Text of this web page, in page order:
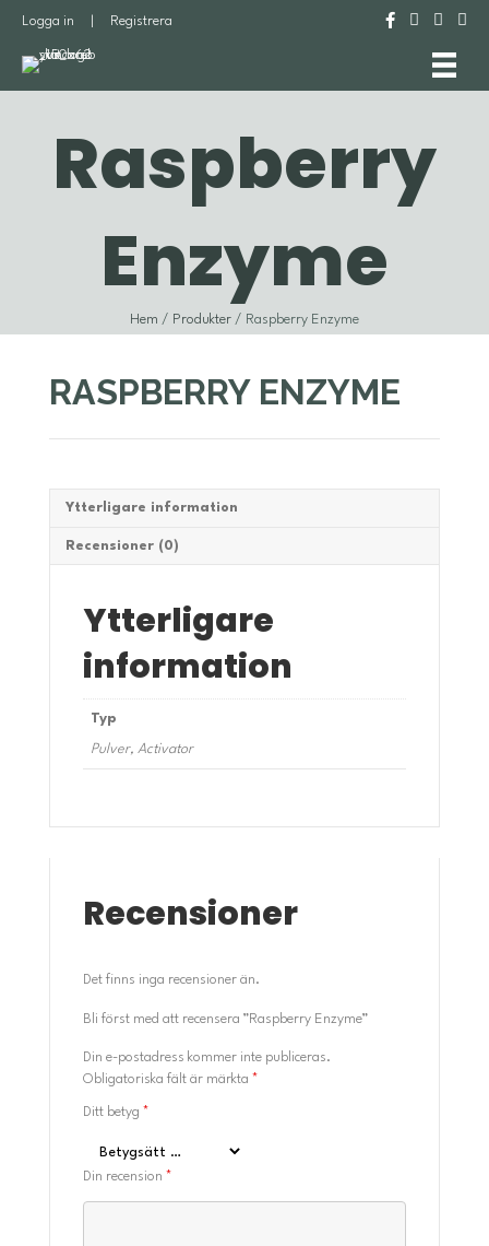
Logga in Registrera
Raspberry
Enzyme
Hem / Produkter / Raspberry Enzyme
RASPBERRY ENZYME
Ytterligare information
Recensioner (0)
Ytterligare
information
Typ
Pulver, Activator
Recensioner
Det finns inga recensioner än.
Bli först med att recensera ”Raspberry Enzyme”
Din e-postadress kommer inte publiceras.
Obligatoriska fält är märkta *
Ditt betyg *
Din recension *